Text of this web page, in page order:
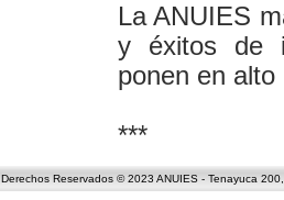
La ANUIES
y éxitos de
ponen en
***
Derechos Reservados © 2023 ANUIES - Tenayuca